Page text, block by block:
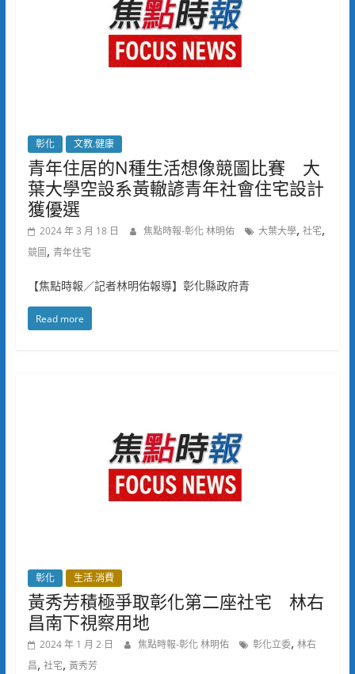
彰化 文教.健康
青年住居的N種生活想像競圖比賽 大
葉大學空設系黃轍諺青年社會住宅設計
獲優選
2024 年 3 月 18 日 焦點時報-彰化 林明佑 大葉大學, 社宅,
競圖, 青年住宅
【焦點時報／記者林明佑報導】彰化縣政府青
Read more
彰化 生活.消費
黃秀芳積極爭取彰化第二座社宅 林右
昌南下視察用地
2024 年 1 月 2 日 焦點時報-彰化 林明佑 彰化立委, 林右
昌, 社宅, 黃秀芳